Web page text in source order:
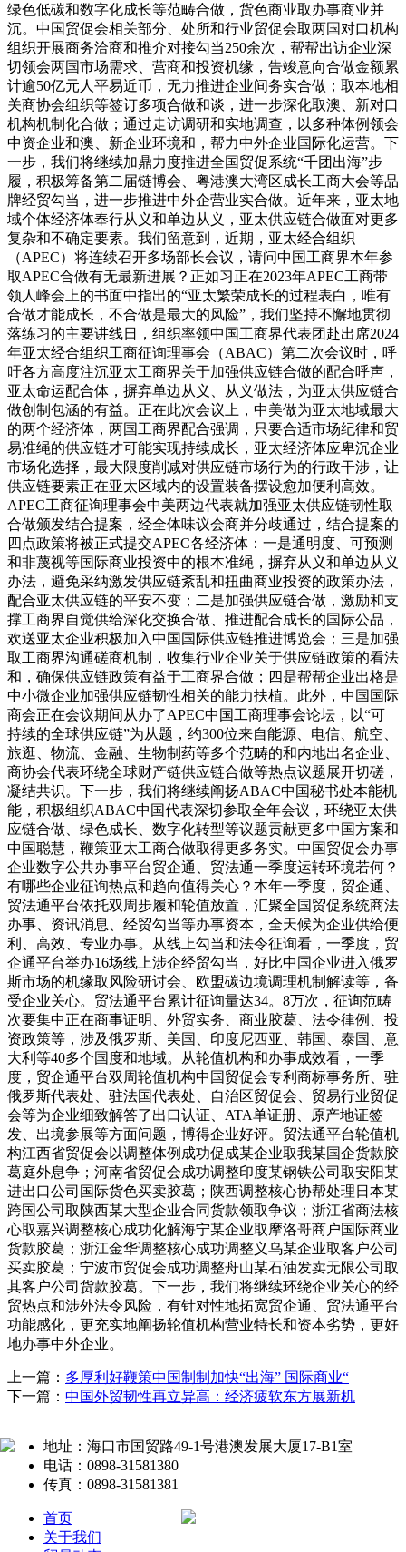
绿色低碳和数字化成长等范畴合做，货色商业取办事商业并
沉。中国贸促会相关部分、处所和行业贸促会取两国对口机构
组织开展商务洽商和推介对接勾当250余次，帮帮出访企业深
切领会两国市场需求、营商和投资机缘，告竣意向合做金额累
计逾50亿元人平易近币，无力推进企业间务实合做；取本地相
关商协会组织等签订多项合做和谈，进一步深化取澳、新对口
机构机制化合做；通过走访调研和实地调查，以多种体例领会
中资企业和澳、新企业环境和，帮力中外企业国际化运营。下
一步，我们将继续加鼎力度推进全国贸促系统“千团出海”步
履，积极筹备第二届链博会、粤港澳大湾区成长工商大会等品
牌经贸勾当，进一步推进中外企营业实合做。近年来，亚太地
域个体经济体奉行从义和单边从义，亚太供应链合做面对更多
复杂和不确定要素。我们留意到，近期，亚太经合组织
（APEC）将连续召开多场部长会议，请问中国工商界本年参
取APEC合做有无最新进展？正如习正在2023年APEC工商带
领人峰会上的书面中指出的“亚太繁荣成长的过程表白，唯有
合做才能成长，不合做是最大的风险”，我们坚持不懈地贯彻
落练习的主要讲线日，组织率领中国工商界代表团赴出席2024
年亚太经合组织工商征询理事会（ABAC）第二次会议时，呼
吁各方高度注沉亚太工商界关于加强供应链合做的配合呼声，
亚太命运配合体，摒弃单边从义、从义做法，为亚太供应链合
做创制包涵的有益。正在此次会议上，中美做为亚太地域最大
的两个经济体，两国工商界配合强调，只要合适市场纪律和贸
易准绳的供应链才可能实现持续成长，亚太经济体应卑沉企业
市场化选择，最大限度削减对供应链市场行为的行政干涉，让
供应链要素正在亚太区域内的设置装备摆设愈加便利高效。
APEC工商征询理事会中美两边代表就加强亚太供应链韧性取
合做颁发结合提案，经全体味议会商并分歧通过，结合提案的
四点政策将被正式提交APEC各经济体：一是通明度、可预测
和非蔑视等国际商业投资中的根本准绳，摒弃从义和单边从义
办法，避免采纳激发供应链紊乱和扭曲商业投资的政策办法，
配合亚太供应链的平安不变；二是加强供应链合做，激励和支
撑工商界自觉供给深化交换合做、推进配合成长的国际公品，
欢送亚太企业积极加入中国国际供应链推进博览会；三是加强
取工商界沟通磋商机制，收集行业企业关于供应链政策的看法
和，确保供应链政策有益于工商界合做；四是帮帮企业出格是
中小微企业加强供应链韧性相关的能力扶植。此外，中国国际
商会正在会议期间从办了APEC中国工商理事会论坛，以“可
持续的全球供应链”为从题，约300位来自能源、电信、航空、
旅逛、物流、金融、生物制药等多个范畴的和内地出名企业、
商协会代表环绕全球财产链供应链合做等热点议题展开切磋，
凝结共识。下一步，我们将继续阐扬ABAC中国秘书处本能机
能，积极组织ABAC中国代表深切参取全年会议，环绕亚太供
应链合做、绿色成长、数字化转型等议题贡献更多中国方案和
中国聪慧，鞭策亚太工商合做取得更多务实。中国贸促会办事
企业数字公共办事平台贸企通、贸法通一季度运转环境若何？
有哪些企业征询热点和趋向值得关心？本年一季度，贸企通、
贸法通平台依托双周步履和轮值放置，汇聚全国贸促系统商法
办事、资讯消息、经贸勾当等办事资本，全天候为企业供给便
利、高效、专业办事。从线上勾当和法令征询看，一季度，贸
企通平台举办16场线上涉企经贸勾当，好比中国企业进入俄罗
斯市场的机缘取风险研讨会、欧盟碳边境调理机制解读等，备
受企业关心。贸法通平台累计征询量达34。8万次，征询范畴
次要集中正在商事证明、外贸实务、商业胶葛、法令律例、投
资政策等，涉及俄罗斯、美国、印度尼西亚、韩国、泰国、意
大利等40多个国度和地域。从轮值机构和办事成效看，一季
度，贸企通平台双周轮值机构中国贸促会专利商标事务所、驻
俄罗斯代表处、驻法国代表处、自治区贸促会、贸易行业贸促
会等为企业细致解答了出口认证、ATA单证册、原产地证签
发、出境参展等方面问题，博得企业好评。贸法通平台轮值机
构江西省贸促会以调整体例成功促成某企业取我某国企货款胶
葛庭外息争；河南省贸促会成功调整印度某钢铁公司取安阳某
进出口公司国际货色买卖胶葛；陕西调整核心协帮处理日本某
跨国公司取陕西某大型企业合同货款领取争议；浙江省商法核
心取嘉兴调整核心成功化解海宁某企业取摩洛哥商户国际商业
货款胶葛；浙江金华调整核心成功调整义乌某企业取客户公司
买卖胶葛；宁波市贸促会成功调整舟山某石油发卖无限公司取
其客户公司货款胶葛。下一步，我们将继续环绕企业关心的经
贸热点和涉外法令风险，有针对性地拓宽贸企通、贸法通平台
功能感化，更充实地阐扬轮值机构营业特长和资本劣势，更好
地办事中外企业。
上一篇： 多厚利好鞭策中国制制加快“出海” 国际商业“
下一篇： 中国外贸韧性再立异高：经济疲软东方展新机
地址：海口市国贸路49-1号港澳发展大厦17-B1室
电话：0898-31581380
传真：0898-31581381
首页
关于我们